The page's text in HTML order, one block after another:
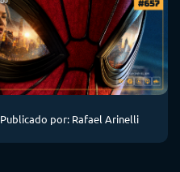
Publicado por: Rafael Arinelli